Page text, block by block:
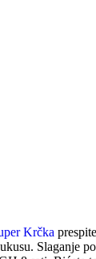
Krčka
Slaganje